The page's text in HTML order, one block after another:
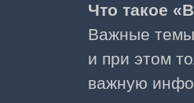
Что такое
Важные темы
и при этом
важную